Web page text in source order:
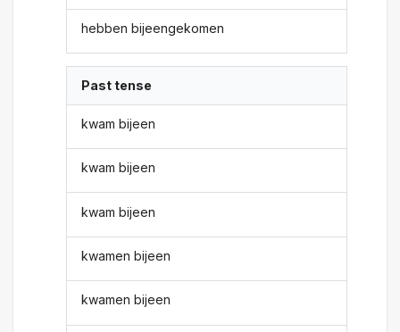
hebben bijeengekomen
Past tense
kwam bijeen
kwam bijeen
kwam bijeen
kwamen bijeen
kwamen bijeen